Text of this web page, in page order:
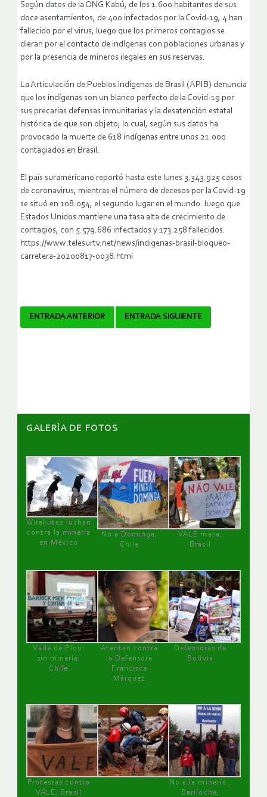
Según datos de la ONG Kabú, de los 1.600 habitantes de sus
doce asentamientos, de 400 infectados por la Covid-19, 4 han
fallecido por el virus, luego que los primeros contagios se
dieran por el contacto de indígenas con poblaciones urbanas y
por la presencia de mineros ilegales en sus reservas.
La Articulación de Pueblos indígenas de Brasil (APIB) denuncia
que los indígenas son un blanco perfecto de la Covid-19 por
sus precarias defensas inmunitarias y la desatención estatal
histórica de que son objeto; lo cual, según sus datos ha
provocado la muerte de 618 indígenas entre unos 21.000
contagiados en Brasil.
El país suramericano reportó hasta este lunes 3.343.925 casos
de coronavirus, mientras el número de decesos por la Covid-19
se situó en 108.054, el segundo lugar en el mundo. luego que
Estados Unidos mantiene una tasa alta de crecimiento de
contagios, con 5.579.686 infectados y 173.258 fallecidos.
https://www.telesurtv.net/news/indigenas-brasil-bloqueo-
carretera-20200817-0038.html
Navegador
ENTRADA ANTERIOR ENTRADA SIGUIENTE
GALERÌA DE FOTOS
Wirakutas luchan
contra la minería
en México
No a Dominga,
Chile
VALE mata,
Brasil
Valle de Elqui
sin minería.
Chile
Atentan contra
la Defensora
Francisca
Márquez
Defensoras de
Bolivia
Protestas contra
VALE, Brasil
No a la minería ,
Bariloche,